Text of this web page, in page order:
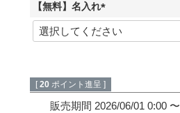
【無料】名入れ
(
必
)
[ 20 ポイント進呈 ]
販売期間 2026/06/01 0:00 〜